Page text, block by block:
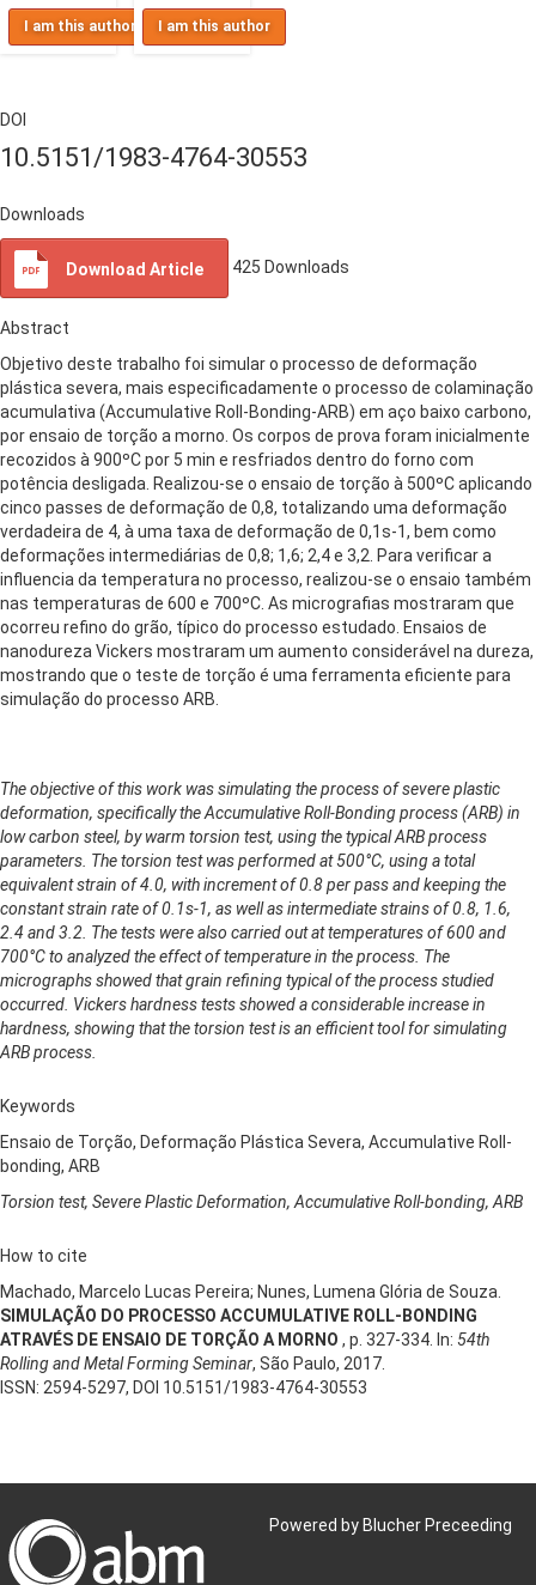
I am this author I am this author
DOI
10.5151/1983-4764-30553
Downloads
Download Article 425 Downloads
Abstract
Objetivo deste trabalho foi simular o processo de deformação
plástica severa, mais especificadamente o processo de colaminação
acumulativa (Accumulative Roll-Bonding-ARB) em aço baixo carbono,
por ensaio de torção a morno. Os corpos de prova foram inicialmente
recozidos à 900ºC por 5 min e resfriados dentro do forno com
potência desligada. Realizou-se o ensaio de torção à 500ºC aplicando
cinco passes de deformação de 0,8, totalizando uma deformação
verdadeira de 4, à uma taxa de deformação de 0,1s-1, bem como
deformações intermediárias de 0,8; 1,6; 2,4 e 3,2. Para verificar a
influencia da temperatura no processo, realizou-se o ensaio também
nas temperaturas de 600 e 700ºC. As micrografias mostraram que
ocorreu refino do grão, típico do processo estudado. Ensaios de
nanodureza Vickers mostraram um aumento considerável na dureza,
mostrando que o teste de torção é uma ferramenta eficiente para
simulação do processo ARB.
The objective of this work was simulating the process of severe plastic
deformation, specifically the Accumulative Roll-Bonding process (ARB) in
low carbon steel, by warm torsion test, using the typical ARB process
parameters. The torsion test was performed at 500°C, using a total
equivalent strain of 4.0, with increment of 0.8 per pass and keeping the
constant strain rate of 0.1s-1, as well as intermediate strains of 0.8, 1.6,
2.4 and 3.2. The tests were also carried out at temperatures of 600 and
700°C to analyzed the effect of temperature in the process. The
micrographs showed that grain refining typical of the process studied
occurred. Vickers hardness tests showed a considerable increase in
hardness, showing that the torsion test is an efficient tool for simulating
ARB process.
Keywords
Ensaio de Torção, Deformação Plástica Severa, Accumulative Roll-
bonding, ARB
Torsion test, Severe Plastic Deformation, Accumulative Roll-bonding, ARB
How to cite
Machado, Marcelo Lucas Pereira; Nunes, Lumena Glória de Souza.
SIMULAÇÃO DO PROCESSO ACCUMULATIVE ROLL-BONDING
ATRAVÉS DE ENSAIO DE TORÇÃO A MORNO , p. 327-334. In: 54th
Rolling and Metal Forming Seminar, São Paulo, 2017.
ISSN: 2594-5297, DOI 10.5151/1983-4764-30553
Powered by Blucher Preceeding